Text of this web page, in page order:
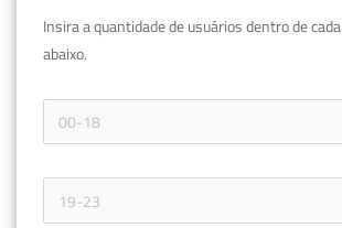
Insira a quantidade de usuários dentro de cada
abaixo.